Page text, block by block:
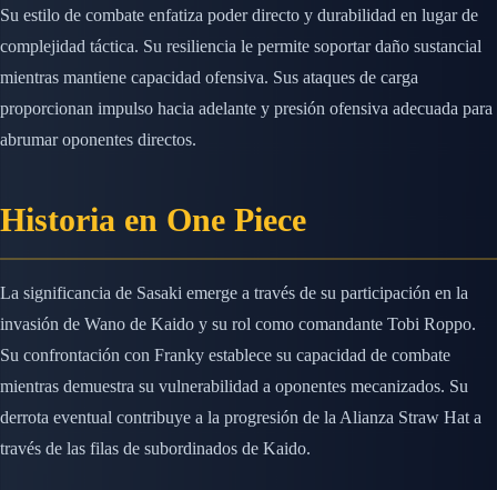
Su estilo de combate enfatiza poder directo y durabilidad en lugar de
complejidad táctica. Su resiliencia le permite soportar daño sustancial
mientras mantiene capacidad ofensiva. Sus ataques de carga
proporcionan impulso hacia adelante y presión ofensiva adecuada para
abrumar oponentes directos.
Historia en One Piece
La significancia de Sasaki emerge a través de su participación en la
invasión de Wano de Kaido y su rol como comandante Tobi Roppo.
Su confrontación con Franky establece su capacidad de combate
mientras demuestra su vulnerabilidad a oponentes mecanizados. Su
derrota eventual contribuye a la progresión de la Alianza Straw Hat a
través de las filas de subordinados de Kaido.